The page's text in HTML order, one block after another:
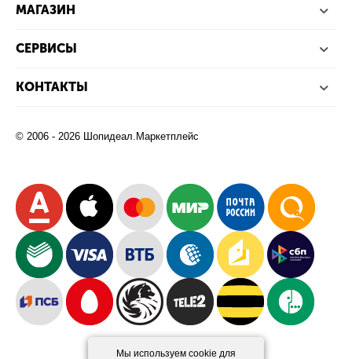
Мы используем cookie для
МАГАЗИН
СЕРВИСЫ
КОНТАКТЫ
© 2006 - 2026 Шопидеал.Маркетплейс